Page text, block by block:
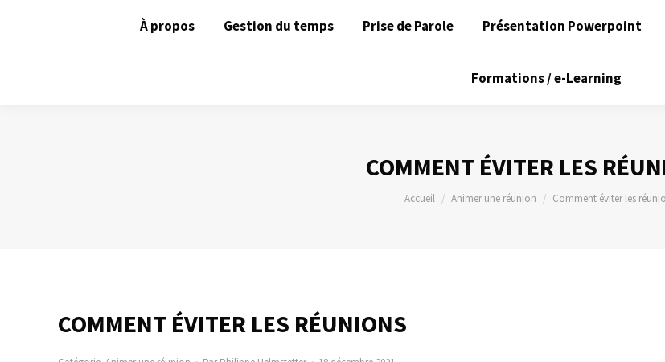
À propos Gestion du temps Prise de Parole Présentation Powerpoint
Formations / e-Learning
COMMENT ÉVITER LES
Vous êtes ici :
Accueil Animer une réunion Comment éviter les
COMMENT ÉVITER LES RÉUNIONS